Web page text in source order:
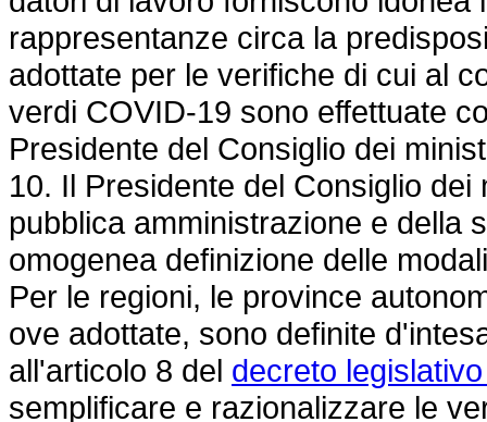
rappresentanze circa la
adottate per le verifiche di cui al
verdi COVID-19 sono effettuate
Presidente del Consiglio dei
10. Il Presidente del Consiglio
pubblica amministrazione e della
omogenea definizione delle
Per le regioni, le province
ove adottate, sono definite
all'articolo 8 del decreto
semplificare e razionalizzare le